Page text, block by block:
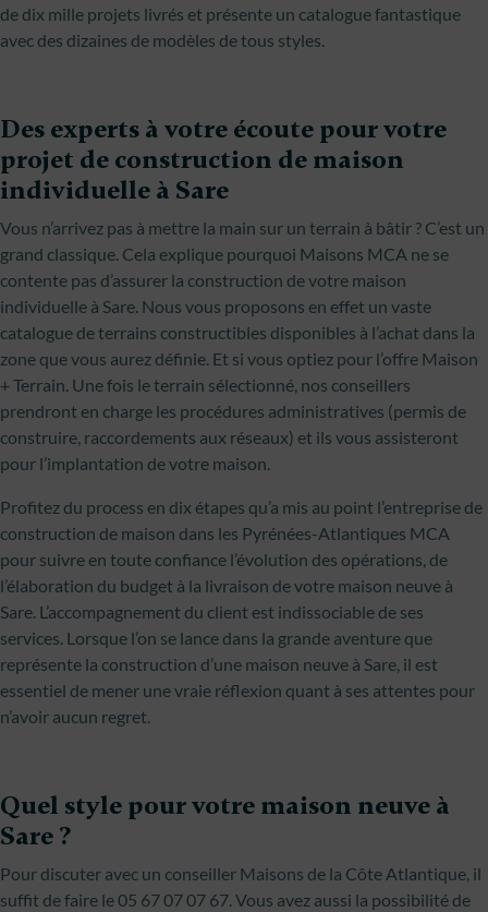
de dix mille projets livrés et présente un catalogue fantastique
avec des dizaines de modèles de tous styles.
Des experts à votre écoute pour votre
projet de construction de maison
individuelle à Sare
Vous n’arrivez pas à mettre la main sur un terrain à bâtir ? C’est un
grand classique. Cela explique pourquoi Maisons MCA ne se
contente pas d’assurer la construction de votre maison
individuelle à Sare. Nous vous proposons en effet un vaste
catalogue de terrains constructibles disponibles à l’achat dans la
zone que vous aurez définie. Et si vous optiez pour l’offre Maison
+ Terrain. Une fois le terrain sélectionné, nos conseillers
prendront en charge les procédures administratives (permis de
construire, raccordements aux réseaux) et ils vous assisteront
pour l’implantation de votre maison.
Profitez du process en dix étapes qu’a mis au point l’entreprise de
construction de maison dans les Pyrénées-Atlantiques MCA
pour suivre en toute confiance l’évolution des opérations, de
l’élaboration du budget à la livraison de votre maison neuve à
Sare. L’accompagnement du client est indissociable de ses
services. Lorsque l’on se lance dans la grande aventure que
représente la construction d’une maison neuve à Sare, il est
essentiel de mener une vraie réflexion quant à ses attentes pour
n’avoir aucun regret.
Quel style pour votre maison neuve à
Sare ?
Pour discuter avec un conseiller Maisons de la Côte Atlantique, il
suffit de faire le 05 67 07 07 67. Vous avez aussi la possibilité de